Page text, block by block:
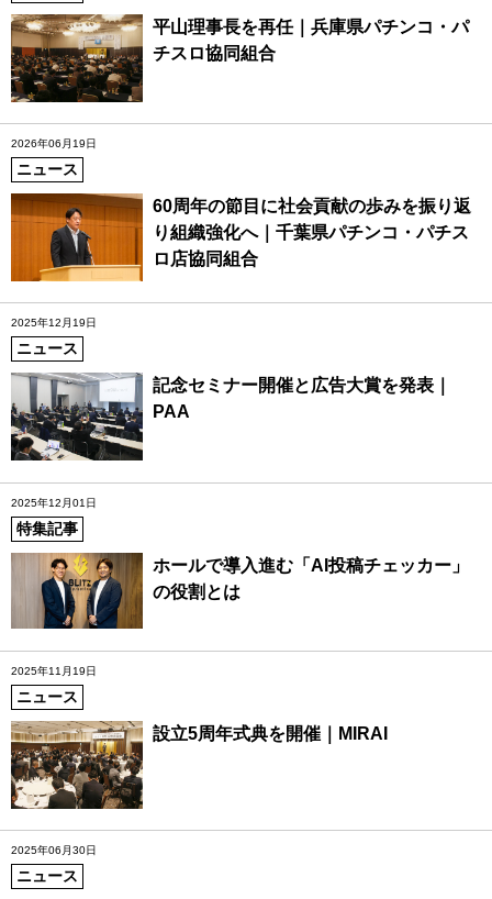
平山理事長を再任｜兵庫県パチンコ・パ
チスロ協同組合
2026年06月19日
ニュース
60周年の節目に社会貢献の歩みを振り返
り組織強化へ｜千葉県パチンコ・パチス
ロ店協同組合
2025年12月19日
ニュース
記念セミナー開催と広告大賞を発表｜
PAA
2025年12月01日
特集記事
ホールで導入進む「AI投稿チェッカー」
の役割とは
2025年11月19日
ニュース
設立5周年式典を開催｜MIRAI
2025年06月30日
ニュース